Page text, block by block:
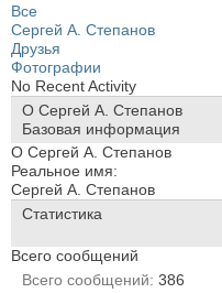
Все
Сергей А. Степанов
Друзья
Фотографии
No Recent Activity
О Сергей А. Степанов
Базовая информация
О Сергей А. Степанов
Реальное имя:
Сергей А. Степанов
Статистика
Всего сообщений
Всего сообщений 386